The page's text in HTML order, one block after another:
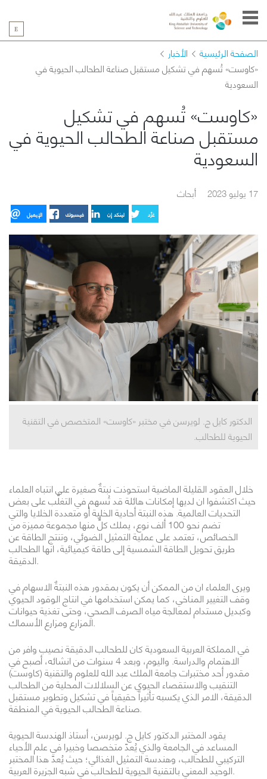
الصفحة الرئيسية
الأخبار
«كاوست» تُسهم في تشكيل مستقبل صناعة الطحالب الحيوية في
السعودية
«كاوست» تُسهم في تشكيل
مستقبل صناعة الطحالب الحيوية في
السعودية
17 يوليو 2023 أبحاث
الإيميل فيسبوك لينكد إن غرِّد
الدكتور كايل ج. لويرسن في مختبر «كاوست» المتخصص في التقنية
الحيوية للطحالب.
خلال العقود القليلة الماضية استحوذت نبتةٌ صغيرة على انتباه العلماء
حيث اكتشفوا ان لديها إمكانات هائلة قد تُسهم في التغلُّب على بعض
التحديات العالمية. هذه النبتة أحادية الخلية أو متعددة الخلايا والتي
تضم نحو 100 ألف نوع، يملك كلٌّ منها مجموعة مميزة من
الخصائص، تعتمد على عملية التمثيل الضوئي، وتنتج الطاقة عن
طريق تحويل الطاقة الشمسية إلى طاقة كيميائية، انها الطحالب
الدقيقة.
ويرى العلماء ان من الممكن أن يكون بمقدور هذه النبتةٌ الاسهام في
وقف التغيير المناخي، كما يمكن استخدامها في انتاج الوقود الحيوي
وكبديل مستدام لمعالجة مياه الصرف الصحي، وحتى تغذية حيوانات
المزارع ومزارع الأسماك.
في المملكة العربية السعودية كان للطحالب الدقيقة نصيب وافر من
الاهتمام والدراسة. واليوم، وبعد 4 سنوات من انشائه، أصبح في
مقدور أحد مختبرات جامعة الملك عبد الله للعلوم والتقنية (كاوست)
التنقيب والاستقصاء الحيوي عن السلالات المحلية من الطحالب
الدقيقة، الامر الذي يكسبه تأثيراً حقيقياً في تشكيل وتطوير مستقبل
صناعة الطحالب الحيوية في المنطقة.
يقود المختبر الدكتور كايل ج. لويرسن، أستاذ الهندسة الحيوية
المساعد في الجامعة والذي يُعدّ متخصصا وخبيرا في علم الأحياء
التركيبي للطحالب، وهندسة التمثيل الغذائي؛ حيث يُعدّ هذا المختبر
الوحيد المعني بالتقنية الحيوية للطحالب في شبه الجزيرة العربية.